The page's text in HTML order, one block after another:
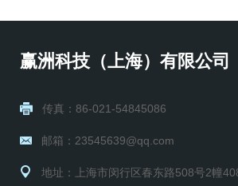
赢洲科技（上海）有限公司
传真：86-021-54845086
邮箱：23545639@qq.com
地址：上海市闵行区春东路508号2幢